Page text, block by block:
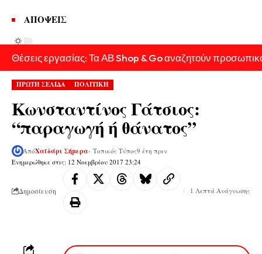
ΑΠΟΨΕΙΣ
Θέσεις εργασίας: Τα ΑΒ Shop & Go αναζητούν
ΠΡΩΤΗ ΣΕΛΙΔΑ ΠΟΛΙΤΙΚΗ
Κωνσταντίνος Γάτσιος:
“παραγωγή ή θάνατος”
Ενημερώθηκε στις: 12 Νοεμβρίου 2017 23:24
ΑπόΧαϊδάρι Σήμερα- Τοπικός Τύπος9 έτη πριν
Δημοσίευση 1 Λεπτά Ανάγνωσης